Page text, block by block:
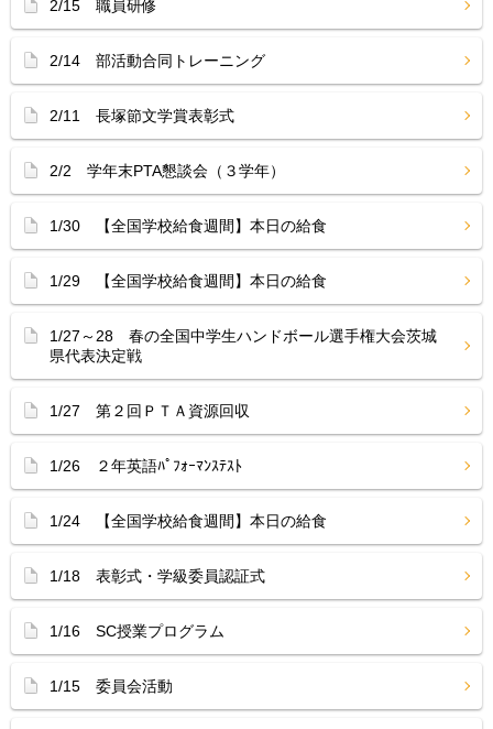
2/15 職員研修
2/14 部活動合同トレーニング
2/11 長塚節文学賞表彰式
2/2 学年末PTA懇談会（３学年）
1/30 【全国学校給食週間】本日の給食
1/29 【全国学校給食週間】本日の給食
1/27～28 春の全国中学生ハンドボール選手権大会茨城
県代表決定戦
1/27 第２回ＰＴＡ資源回収
1/26 ２年英語ﾊﾟﾌｫｰﾏﾝｽﾃｽﾄ
1/24 【全国学校給食週間】本日の給食
1/18 表彰式・学級委員認証式
1/16 SC授業プログラム
1/15 委員会活動